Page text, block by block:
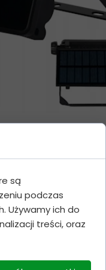
są
podczas
Używamy ich do
treści, oraz